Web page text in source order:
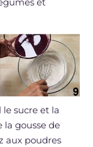
et
sucre et la
la gousse de
aux poudres